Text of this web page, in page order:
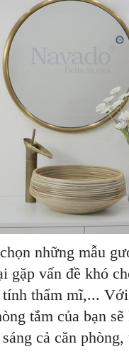
những mẫu
gặp vấn đề khó
tính thẩm mĩ,...
tắm của bạn
cả căn